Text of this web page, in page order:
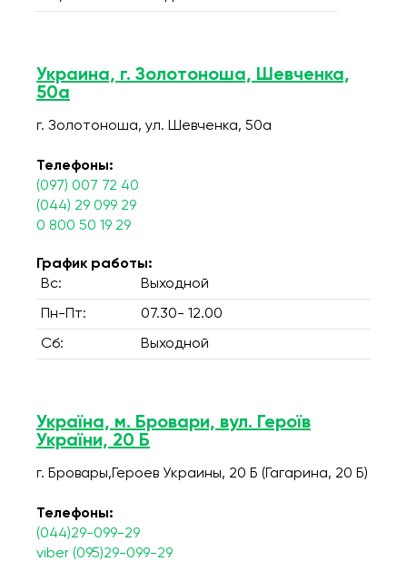
Украина, г. Золотоноша, Шевченка,
50а
г. Золотоноша, ул. Шевченка, 50а
Телефоны:
(097) 007 72 40
(044) 29 099 29
0 800 50 19 29
График работы:
Вс:
Выходной
Пн-Пт: 07.30- 12.00
Сб: Выходной
Україна, м. Бровари, вул. Героїв
України, 20 Б
г. Бровары,Героев Украины, 20 Б (Гагарина, 20 Б)
Телефоны:
(044)29-099-29
viber (095)29-099-29